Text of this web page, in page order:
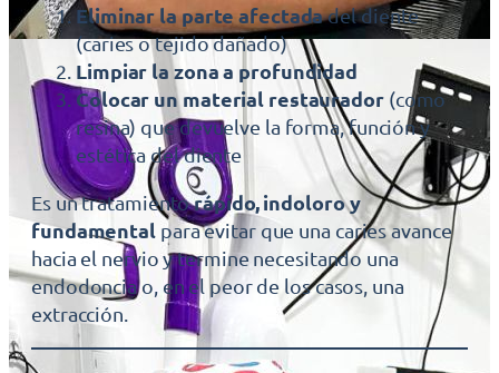
Eliminar la parte afectadadel diente
(caries o tejido dañado)
Limpiar la zona a profundidad
Colocar un material restaurador(como
resina) que devuelve la forma, función y
estética del diente
Es un tratamientorápido, indoloro y
fundamental para evitar que una caries avance
hacia el nervio y termine necesitando una
endodoncia o, en el peor de los casos, una
extracción.